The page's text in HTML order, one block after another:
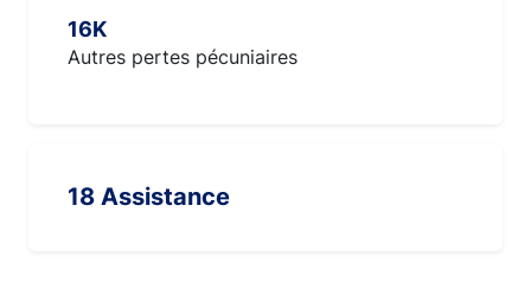
16K
Autres pertes pécuniaires
18 Assistance